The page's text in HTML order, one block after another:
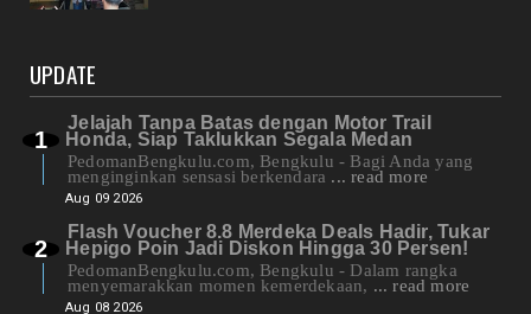
UPDATE
Jelajah Tanpa Batas dengan Motor Trail
Honda, Siap Taklukkan Segala Medan
PedomanBengkulu.com, Bengkulu - Bagi Anda yang
menginginkan sensasi berkendara ... read more
Aug 09 2026
Flash Voucher 8.8 Merdeka Deals Hadir, Tukar
Hepigo Poin Jadi Diskon Hingga 30 Persen!
PedomanBengkulu.com, Bengkulu - Dalam rangka
menyemarakkan momen kemerdekaan, ... read more
Aug 08 2026